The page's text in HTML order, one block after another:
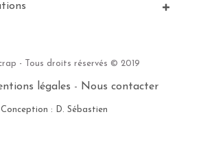
- Tous droits réservés © 2019
légales - Nous contacter
Conception : D. Sébastien